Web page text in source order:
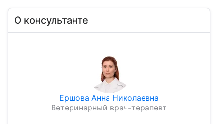
О консультанте
Ершова Анна Николаевна
Ветеринарный врач-терапевт